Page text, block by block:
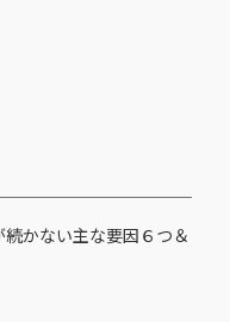
かない主な要因６つ＆